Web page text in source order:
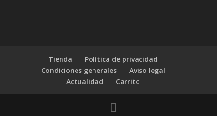
Tienda
Política de privacidad
Condiciones generales
Aviso legal
Actualidad
Carrito